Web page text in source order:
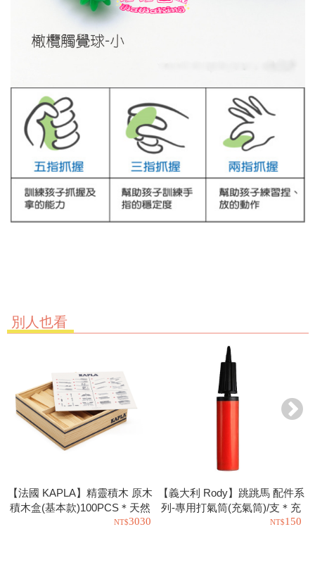
別人也看
【法國 KAPLA】精靈積木 原木
積木盒(基本款)100PCS＊天然
松木益智操作幼教積木3030
【義大利 Rody】跳跳馬 配件系
列-專用打氣筒(充氣筒)/支＊充
氣工具.充氣球.玩具也可以使用
150